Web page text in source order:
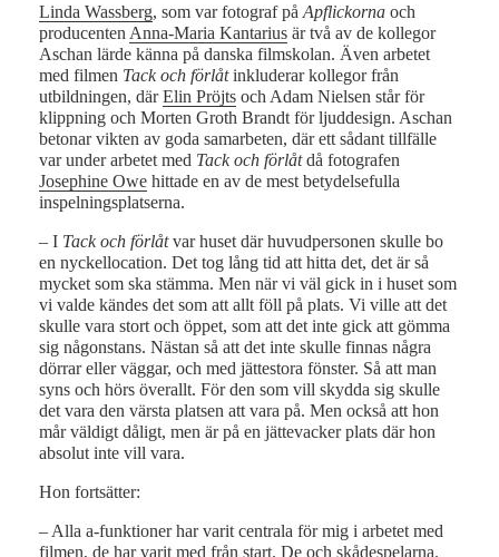
Linda Wassberg, som var fotograf på Apflickorna och
producenten Anna-Maria Kantarius är två av de kollegor
Aschan lärde känna på danska filmskolan. Även arbetet
med filmen Tack och förlåtinkluderar kollegor från
utbildningen, därElin Pröjts och Adam Nielsen står för
klippning och Morten Groth Brandt för ljuddesign. Aschan
betonar vikten av goda samarbeten, där ett sådant tillfälle
var under arbetet med Tack och förlåtdå fotografen
Josephine Owe hittade en av de mest betydelsefulla
inspelningsplatserna.
– I Tack och förlåtvar huset där huvudpersonen skulle bo
en nyckellocation. Det tog lång tid att hitta det, det är så
mycket som ska stämma. Men när vi väl gick in i huset som
vi valde kändes det som att allt föll på plats. Vi ville att det
skulle vara stort och öppet, som att det inte gick att gömma
sig någonstans. Nästan så att det inte skulle finnas några
dörrar eller väggar, och med jättestora fönster. Så att man
syns och hörs överallt. För den som vill skydda sig skulle
det vara den värsta platsen att vara på. Men också att hon
mår väldigt dåligt, men är på en jättevacker plats där hon
absolut inte vill vara.
Hon fortsätter:
– Alla a-funktioner har varit centrala för mig i arbetet med
filmen, de har varit med från start. De och skådespelarna.